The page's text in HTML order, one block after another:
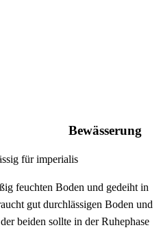
Bewässerung
für imperialis
feuchten Boden und gedeiht in
gut durchlässigen Boden und
beiden sollte in der Ruhephase